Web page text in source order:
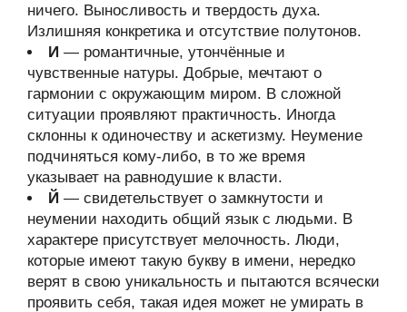
ничего. Выносливость и твердость духа.
Излишняя конкретика и отсутствие полутонов.
И — романтичные, утончённые и
чувственные натуры. Добрые, мечтают о
гармонии с окружающим миром. В сложной
ситуации проявляют практичность. Иногда
склонны к одиночеству и аскетизму. Неумение
подчиняться кому-либо, в то же время
указывает на равнодушие к власти.
Й — свидетельствует о замкнутости и
неумении находить общий язык с людьми. В
характере присутствует мелочность. Люди,
которые имеют такую букву в имени, нередко
верят в свою уникальность и пытаются всячески
проявить себя, такая идея может не умирать в